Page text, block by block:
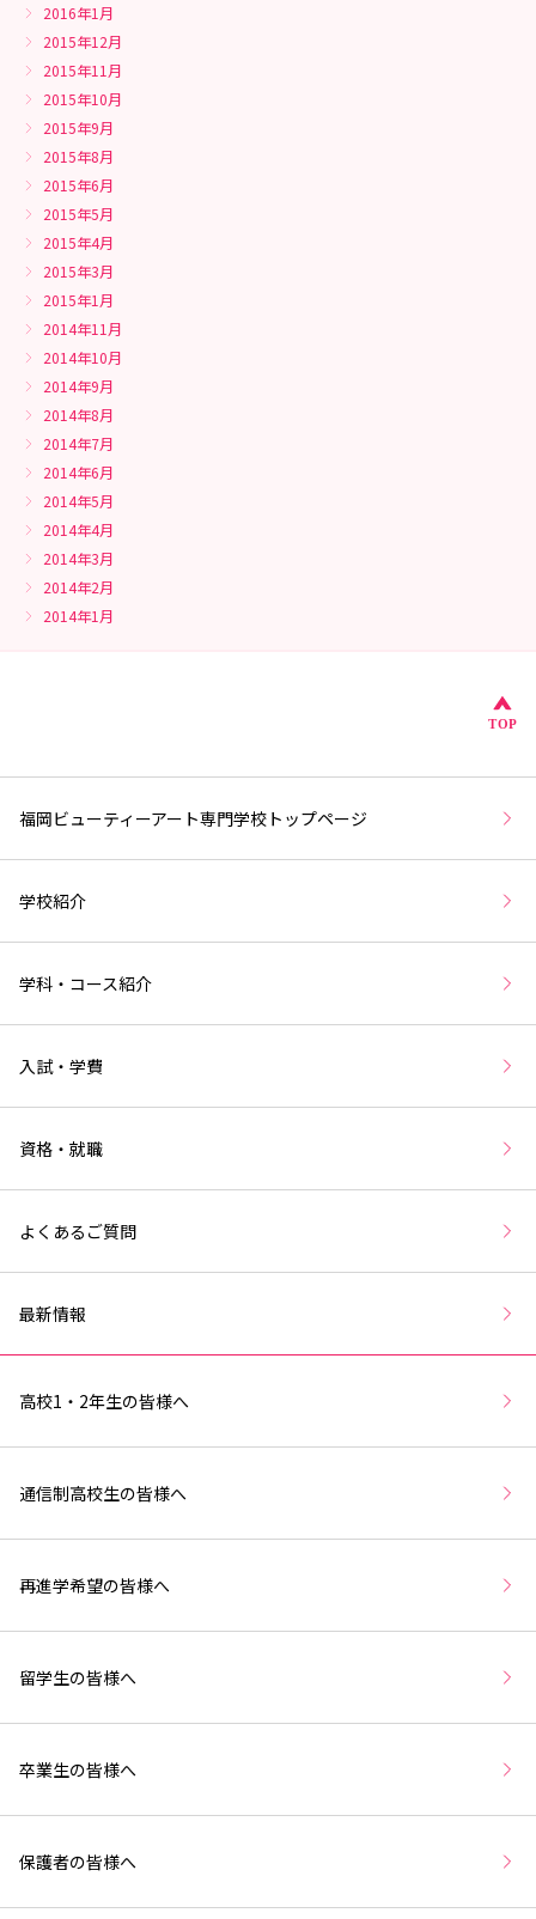
2016年1月
2015年12月
2015年11月
2015年10月
2015年9月
2015年8月
2015年6月
2015年5月
2015年4月
2015年3月
2015年1月
2014年11月
2014年10月
2014年9月
2014年8月
2014年7月
2014年6月
2014年5月
2014年4月
2014年3月
2014年2月
2014年1月
こ
TOP
福岡ビューティーアート専門学校トップページ
学校紹介
学科・コース紹介
入試・学費
資格・就職
よくあるご質問
最新情報
高校1・2年生の皆様へ
通信制高校生の皆様へ
再進学希望の皆様へ
留学生の皆様へ
卒業生の皆様へ
保護者の皆様へ